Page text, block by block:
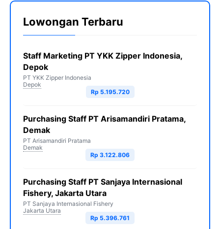
Lowongan Terbaru
Staff Marketing PT YKK Zipper Indonesia,
Depok
PT YKK Zipper Indonesia
Depok
Rp 5.195.720
Purchasing Staff PT Arisamandiri Pratama,
Demak
PT Arisamandiri Pratama
Demak
Rp 3.122.806
Purchasing Staff PT Sanjaya Internasional
Fishery, Jakarta Utara
PT Sanjaya Internasional Fishery
Jakarta Utara
Rp 5.396.761